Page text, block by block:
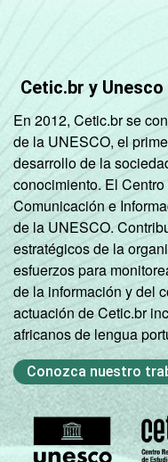
Estudos para
Sociedade da
Pesquisa
crianças e
Online Brasil
Cetic.br y Unesco
En 2012, Cetic.br se
de la UNESCO, el
desarrollo de la
conocimiento. El
Comunicación e
de la UNESCO.
estratégicos de la
esfuerzos para
de la información y del
actuación de Cetic.br
africanos de lengua
Conozca nuestro